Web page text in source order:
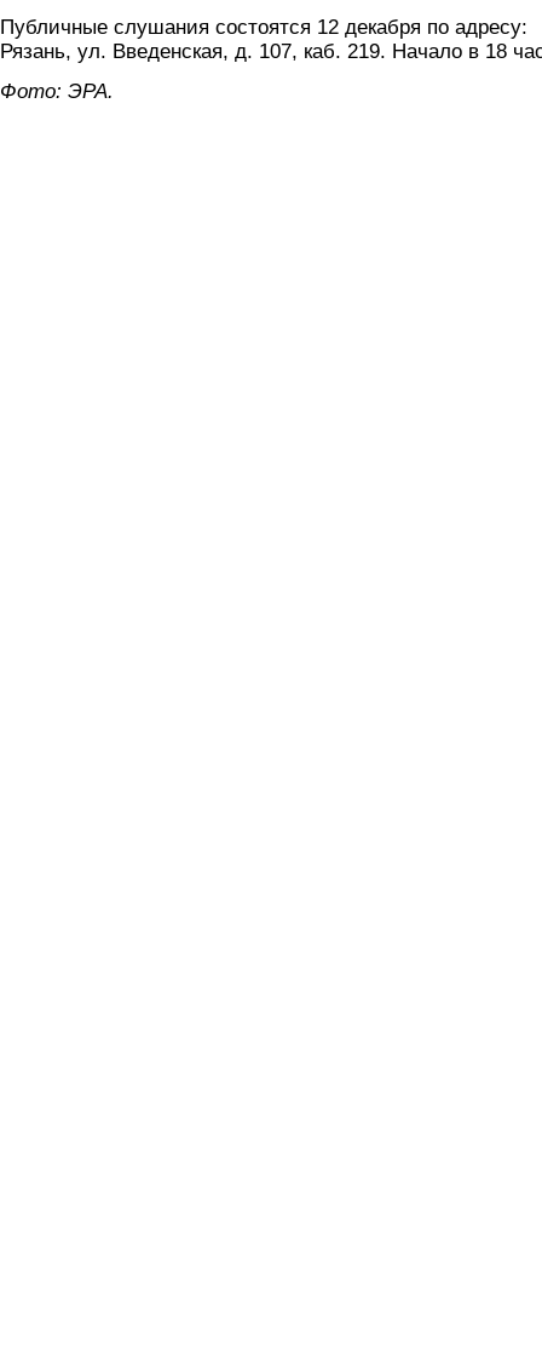
Публичные слушания состоятся 12 декабря по адресу:
Рязань, ул. Введенская, д. 107, каб. 219. Начало в 18
Фото: ЭРА.